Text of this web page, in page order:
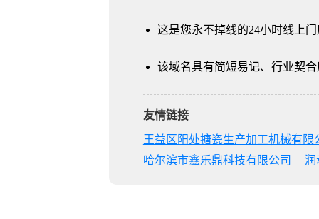
这是您永不掉线的24小时线上
该域名具有简短易记、行业契
友情链接
王益区阳处搪瓷生产加工机械有限
哈尔滨市鑫乐鼎科技有限公司
润